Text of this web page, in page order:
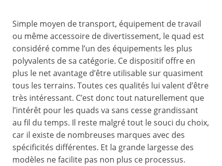
Simple moyen de transport, équipement de travail
ou même accessoire de divertissement, le quad est
considéré comme l’un des équipements les plus
polyvalents de sa catégorie. Ce dispositif offre en
plus le net avantage d’être utilisable sur quasiment
tous les terrains. Toutes ces qualités lui valent d’être
très intéressant. C’est donc tout naturellement que
l’intérêt pour les quads va sans cesse grandissant
au fil du temps. Il reste malgré tout le souci du choix,
car il existe de nombreuses marques avec des
spécificités différentes. Et la grande largesse des
modèles ne facilite pas non plus ce processus.